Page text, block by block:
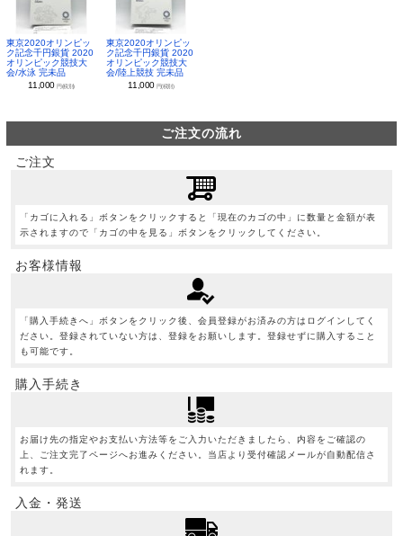
東京2020オリンピッ
ク記念千円銀貨 2020
オリンピック競技大
会/水泳 完未品
11,000円(税別)
東京2020オリンピッ
ク記念千円銀貨 2020
オリンピック競技大
会/陸上競技 完未品
11,000 円(税別)
ご注文の流れ
ご注文
「カゴに入れる」ボタンをクリックすると「現在のカゴの中」に数量と金額が表
示されますので「カゴの中を見る」ボタンをクリックしてください。
お客様情報
「購入手続きへ」ボタンをクリック後、会員登録がお済みの方はログインしてく
ださい。登録されていない方は、登録をお願いします。登録せずに購入すること
も可能です。
購入手続き
お届け先の指定やお支払い方法等をご入力いただきましたら、内容をご確認の
上、ご注文完了ページへお進みください。当店より受付確認メールが自動配信さ
れます。
入金・発送